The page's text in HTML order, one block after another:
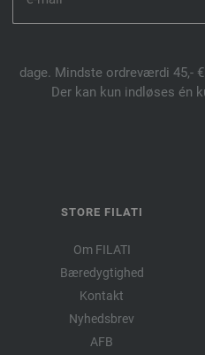
dage. Mindste ordreværdi 45,-
Der kan kun indløses én
STORE FILATI
Om FILATI
Bæredygtighed
Kontakt
Nyhedsbrev
AFB